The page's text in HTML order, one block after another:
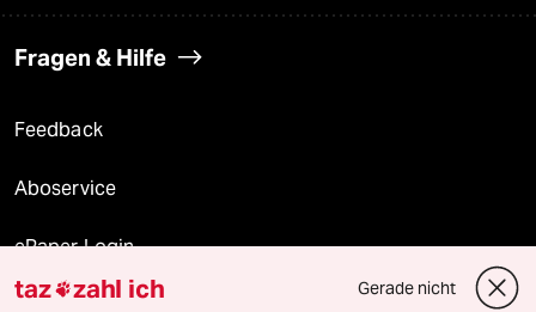
Fragen & Hilfe
Feedback
Aboservice
ePaper Login
Downloads für Abonnierende
taz zahl ich Gerade nicht